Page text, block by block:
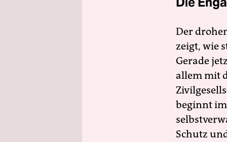
Der
zeigt, wie
Gerade
allem mit
beginnt
Schutz